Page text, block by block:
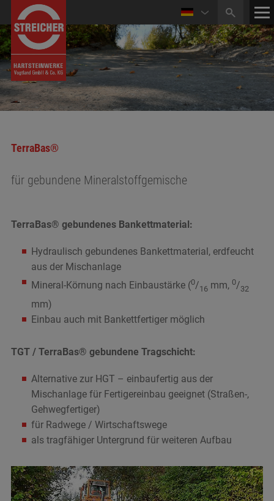
NEWS
ÖFFNUNGSZEITEN
TerraBas®
für gebundene Mineralstoffgemische
TerraBas® gebundenes Bankettmaterial:
Hydraulisch gebundenes Bankettmaterial, erdfeucht
aus der Mischanlage
Mineral-Körnung nach Einbaustärke (0/16 mm, 0/32
mm)
Einbau auch mit Bankettfertiger möglich
TGT / TerraBas® gebundene Tragschicht:
Alternative zur HGT – einbaufertig aus der
Mischanlage für Fertigereinbau geeignet (Straßen-,
Gehwegfertiger)
für Radwege / Wirtschaftswege
als tragfähiger Untergrund für weiteren Aufbau